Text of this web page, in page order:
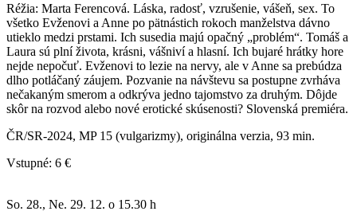
Réžia: Marta Ferencová. Láska, radosť, vzrušenie, vášeň, sex. To
všetko Evženovi a Anne po pätnástich rokoch manželstva dávno
utieklo medzi prstami. Ich susedia majú opačný „problém“. Tomáš a
Laura sú plní života, krásni, vášniví a hlasní. Ich bujaré hrátky hore
nejde nepočuť. Evženovi to lezie na nervy, ale v Anne sa prebúdza
dlho potláčaný záujem. Pozvanie na návštevu sa postupne zvrháva
nečakaným smerom a odkrýva jedno tajomstvo za druhým. Dôjde
skôr na rozvod alebo nové erotické skúsenosti? Slovenská premiéra.
ČR/SR-2024, MP 15 (vulgarizmy), originálna verzia, 93 min.
Vstupné: 6 €
So. 28., Ne. 29. 12. o 15.30 h